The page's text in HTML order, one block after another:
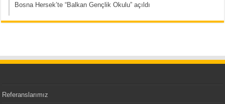
Bosna Hersek’te “Balkan Gençlik Okulu” açıldı
Referanslarımız